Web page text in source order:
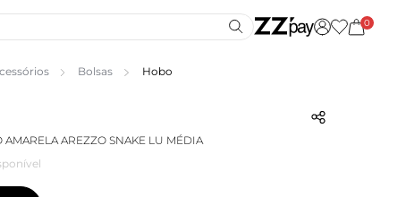
0
Bolsas Hobo
AMARELA AREZZO SNAKE LU MÉDIA